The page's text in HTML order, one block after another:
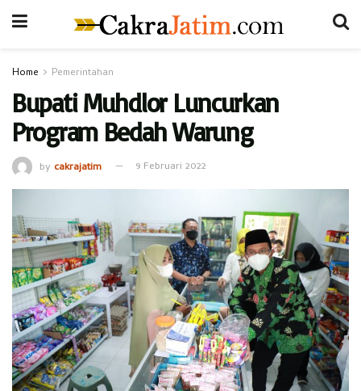
Home Pemerintahan
Bupati Muhdlor Luncurkan
Program Bedah Warung
by cakrajatim 9 Februari 2022